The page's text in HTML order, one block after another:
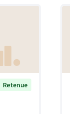
Retenue